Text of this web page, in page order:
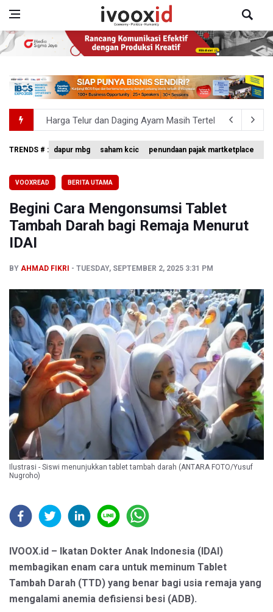
Harga Telur dan Daging Ayam Masih Tertekan,
4 Barang Ini Ternyata Beratnya Gak Sampai 300 Gram,
KPK Sebut Pejabat Kemenhut Diduga Menerima 12.500
Amnesty International Desak Hentikan Sementara dan
TRENDS # : dapur mbg saham kcic penundaan pajak martketplace
VOOXREAD BERITA UTAMA
Begini Cara Mengonsumsi Tablet
Tambah Darah bagi Remaja Menurut
IDAI
BY AHMAD FIKRI TUESDAY, SEPTEMBER 2, 2025 3:31 PM
Ilustrasi - Siswi menunjukkan tablet tambah darah (ANTARA FOTO/Yusuf
Nugroho)
IVOOX.id – Ikatan Dokter Anak Indonesia (IDAI)
membagikan enam cara untuk meminum Tablet
Tambah Darah (TTD) yang benar bagi usia remaja yang
mengalami anemia defisiensi besi (ADB).